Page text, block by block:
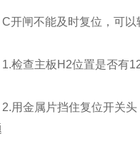
C开闸不能及时复位，可
1.检查主板H2位置是否有
2.用金属片挡住复位开关